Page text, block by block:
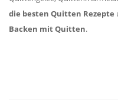
die besten Quitten Rezepte
Backen mit Quitten.